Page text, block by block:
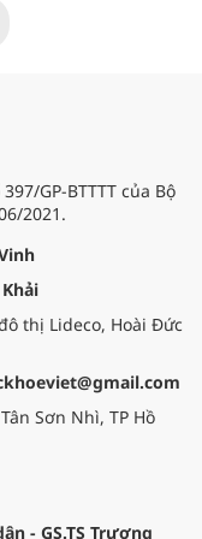
trọng tâm được
thảo khoa học cập
GP-BTTTT của Bộ
2021.
thị Lideco, Hoài Đức
Sơn Nhì, TP Hồ
- GS.TS Trương